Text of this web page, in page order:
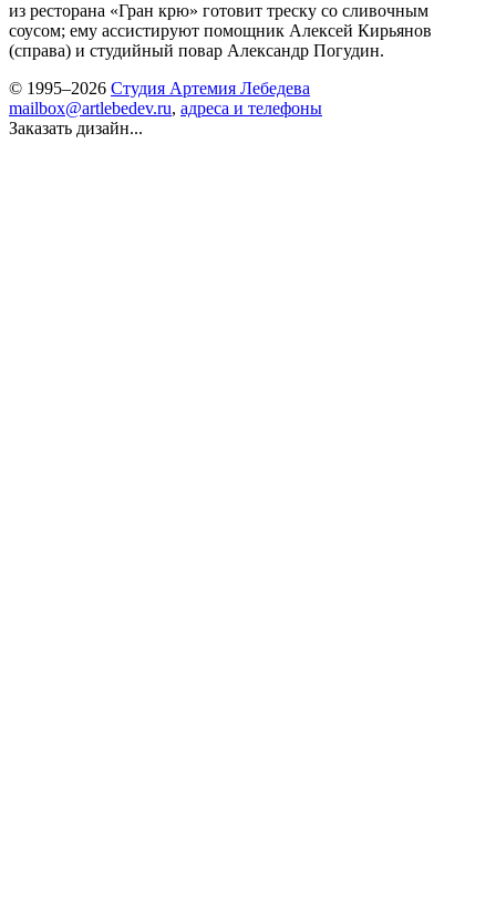
из ресторана «Гран крю» готовит треску со сливочным
соусом; ему ассистируют помощник Алексей Кирьянов
(справа) и студийный повар Александр Погудин.
© 1995–2026 Студия Артемия Лебедева
mailbox@artlebedev.ru, адреса и телефоны
Заказать дизайн...